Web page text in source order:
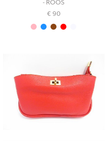
- ROOS
€ 90